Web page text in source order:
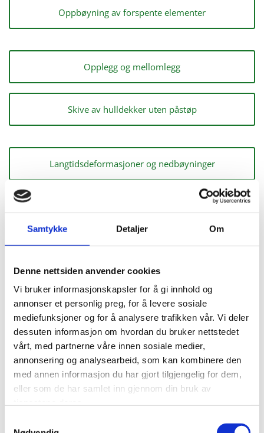
Samtykke Detaljer Om
Denne nettsiden anvender cookies
Vi bruker informasjonskapsler for å gi innhold og
annonser et personlig preg, for å levere sosiale
mediefunksjoner og for å analysere trafikken vår. Vi deler
dessuten informasjon om hvordan du bruker nettstedet
vårt, med partnerne våre innen sosiale medier,
annonsering og analysearbeid, som kan kombinere den
med annen informasjon du har gjort tilgjengelig for dem,
eller som de har samlet inn gjennom din bruk av
Oppbøyning av forspente elementer
Opplegg og mellomlegg
Skive av hulldekker uten påstøp
Langtidsdeformasjoner og nedbøyninger
Detaljer for overføring av skivekrefter i hulldekke
Opplegg og mellomlegg
Hulldekker bør ha minst 100 mm teoretisk oppleggslengde på betong og
80 mm på stål.
Mellom legg på opplegg senterer vertikallaster, hindrer kantskader og
utjevner trykkspenninger.